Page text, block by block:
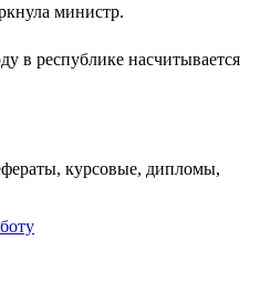
министр.
в республике насчитывается
курсовые, дипломы,